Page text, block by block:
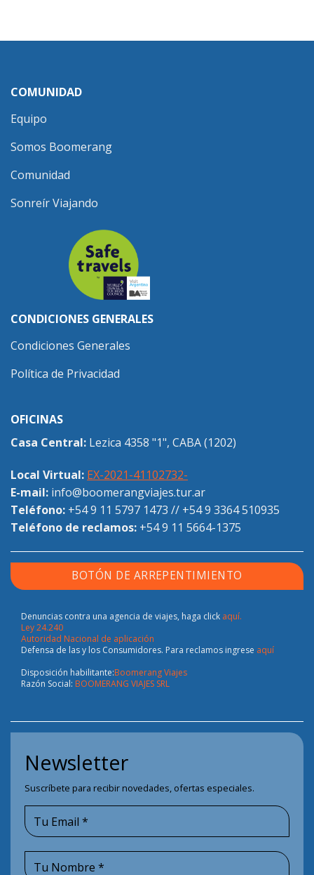
COMUNIDAD
Equipo
Somos Boomerang
Comunidad
Sonreír Viajando
CONDICIONES GENERALES
Condiciones Generales
Política de Privacidad
OFICINAS
Casa Central: Lezica 4358 "1", CABA (1202)
Local Virtual: EX-2021-41102732-
E-mail: info@boomerangviajes.tur.ar
Teléfono: +54 9 11 5797 1473 // +54 9 3364 510935
Teléfono de reclamos: +54 9 11 5664-1375
BOTÓN DE ARREPENTIMIENTO
Denuncias contra una agencia de viajes, haga click aquí.
Ley 24.240
Autoridad Nacional de aplicación
Defensa de las y los Consumidores. Para reclamos ingrese aquí
Disposición habilitante:Boomerang Viajes
Razón Social: BOOMERANG VIAJES SRL
Newsletter
Suscríbete para recibir novedades, ofertas especiales.